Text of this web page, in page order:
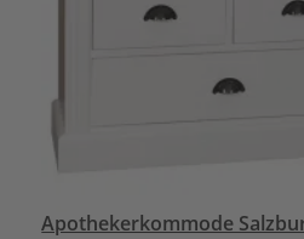
Apothekerkommode